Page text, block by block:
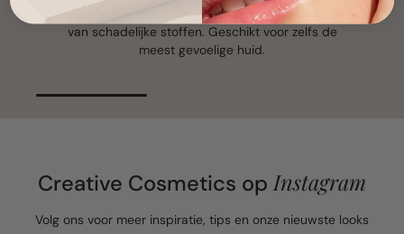
Onze formules zijn natuurlijk, dierproefvrij en vrij
van schadelijke stoffen. Geschikt voor zelfs de
meest gevoelige huid.
Creative Cosmetics opInstagram
Volg ons voor meer inspiratie, tips en onze nieuwste looks